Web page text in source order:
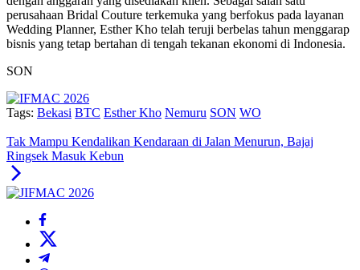
perusahaan Bridal Couture terkemuka yang berfokus pada layanan
Wedding Planner, Esther Kho telah teruji berbelas tahun menggarap
bisnis yang tetap bertahan di tengah tekanan ekonomi di Indonesia.
SON
Tags: Bekasi BTC Esther Kho Nemuru SON WO
Tak Mampu Kendalikan Kendaraan di Jalan Menurun, Bajaj
Ringsek Masuk Kebun